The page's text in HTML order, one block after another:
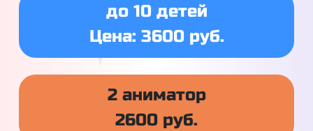
до 10 детей
Цена: 3600 руб.
2 аниматор
2600 руб.